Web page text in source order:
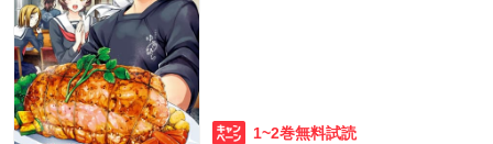
1~2巻無料試読